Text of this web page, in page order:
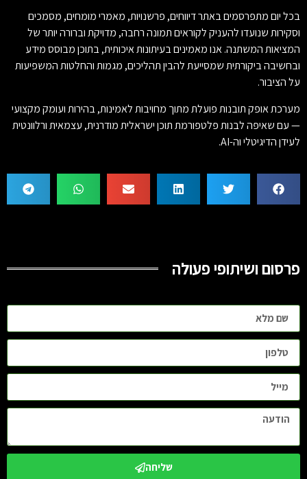
בכל יום מתפרסמים באתר דיווחים, פרשנויות, מאמרי מומחים, מסמכים
וסקירות שנועדו להעניק לקוראים תמונה רחבה, מדויקת וברורה יותר של
המציאות המשתנה. אנו מאמינים בעיתונות איכותית, בתוכן מבוסס מידע
ובחשיבה ביקורתית שמסייעת להבין תהליכים, מגמות והחלטות המשפיעות
על הציבור.
מערכת אופק תובנות פועלת מתוך מחויבות לאמינות, בהירות ועומק מקצועי
— עם שאיפה לבנות פלטפורמת תוכן ישראלית מודרנית, עצמאית ורלוונטית
לעידן הדיגיטלי וה-AI.
פרסום ושיתופי פעולה
שליחה